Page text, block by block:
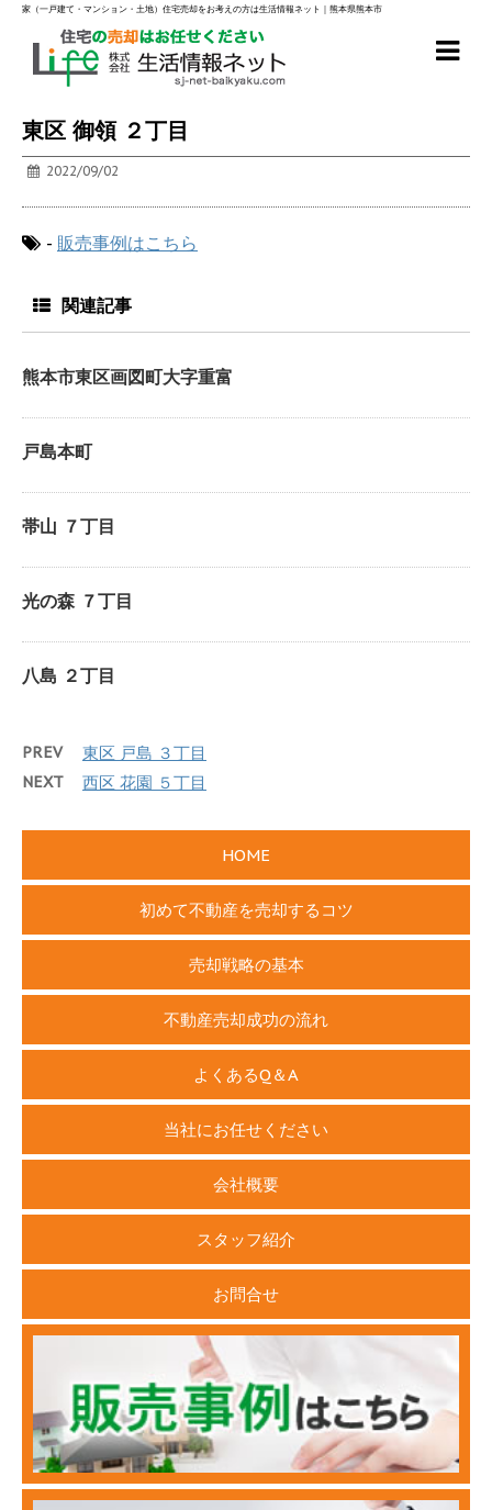
家（一戸建て・マンション・土地）住宅売却をお考えの方は生活情報ネット｜熊本県熊本市
東区 御領 ２丁目
2022/09/02
- 販売事例はこちら
関連記事
熊本市東区画図町大字重富
戸島本町
帯山 ７丁目
光の森 ７丁目
八島 ２丁目
PREV 東区 戸島 ３丁目
NEXT 西区 花園 ５丁目
HOME
初めて不動産を売却するコツ
売却戦略の基本
不動産売却成功の流れ
よくあるQ＆A
当社にお任せください
会社概要
スタッフ紹介
お問合せ